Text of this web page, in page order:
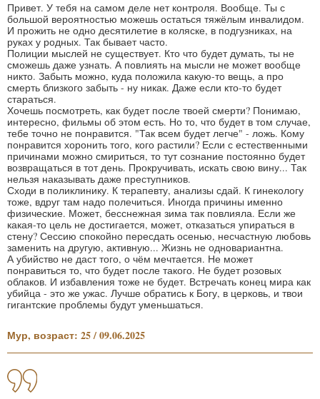
Привет. У тебя на самом деле нет контроля. Вообще. Ты с
большой вероятностью можешь остаться тяжёлым инвалидом.
И прожить не одно десятилетие в коляске, в подгузниках, на
руках у родных. Так бывает часто.
Полиции мыслей не существует. Кто что будет думать, ты не
сможешь даже узнать. А повлиять на мысли не может вообще
никто. Забыть можно, куда положила какую-то вещь, а про
смерть близкого забыть - ну никак. Даже если кто-то будет
стараться.
Хочешь посмотреть, как будет после твоей смерти? Понимаю,
интересно, фильмы об этом есть. Но то, что будет в том случае,
тебе точно не понравится. "Так всем будет легче" - ложь. Кому
понравится хоронить того, кого растили? Если с естественными
причинами можно смириться, то тут сознание постоянно будет
возвращаться в тот день. Прокручивать, искать свою вину... Так
нельзя наказывать даже преступников.
Сходи в поликлинику. К терапевту, анализы сдай. К гинекологу
тоже, вдруг там надо полечиться. Иногда причины именно
физические. Может, бесснежная зима так повлияла. Если же
какая-то цель не достигается, может, отказаться упираться в
стену? Сессию спокойно пересдать осенью, несчастную любовь
заменить на другую, активную... Жизнь не одновариантна.
А убийство не даст того, о чём мечтается. Не может
понравиться то, что будет после такого. Не будет розовых
облаков. И избавления тоже не будет. Встречать конец мира как
убийца - это же ужас. Лучше обратись к Богу, в церковь, и твои
гигантские проблемы будут уменьшаться.
Мур, возраст: 25 / 09.06.2025